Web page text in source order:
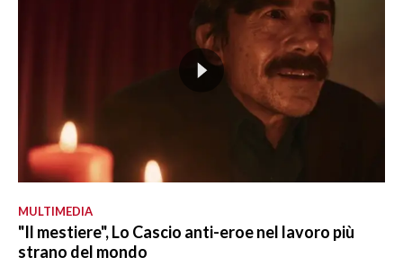
MULTIMEDIA
"Il mestiere", Lo Cascio anti-eroe nel lavoro più
strano del mondo